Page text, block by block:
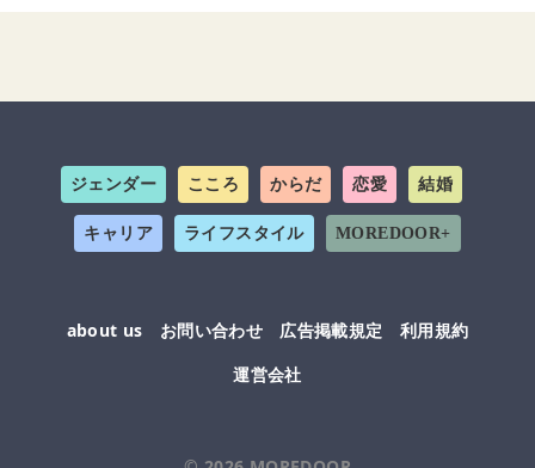
ジェンダー こころ からだ 恋愛 結婚
キャリア ライフスタイル MOREDOOR+
about us お問い合わせ 広告掲載規定
利用規約
運営会社